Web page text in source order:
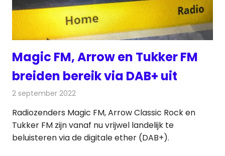
Magic FM, Arrow en Tukker FM
breiden bereik via DAB+ uit
2 september 2022
Radiozenders Magic FM, Arrow Classic Rock en
Tukker FM zijn vanaf nu vrijwel landelijk te
beluisteren via de digitale ether (DAB+).